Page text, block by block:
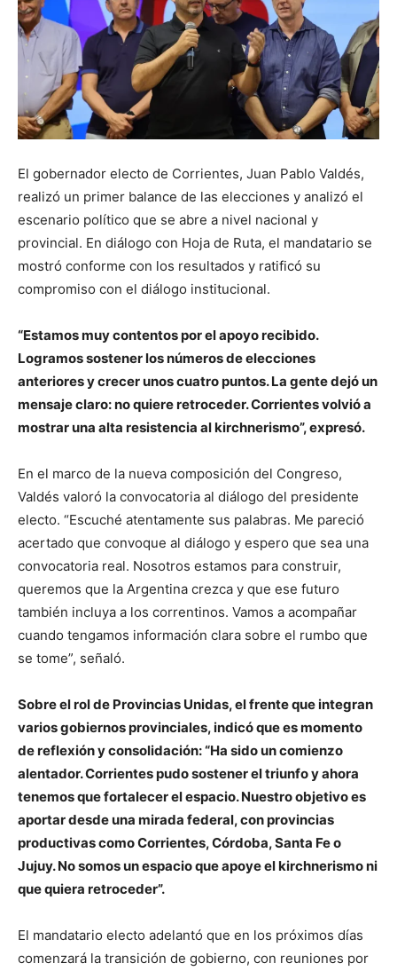
El gobernador electo de Corrientes, Juan Pablo Valdés,
realizó un primer balance de las elecciones y analizó el
escenario político que se abre a nivel nacional y
provincial. En diálogo con Hoja de Ruta, el mandatario se
mostró conforme con los resultados y ratificó su
compromiso con el diálogo institucional.
“Estamos muy contentos por el apoyo recibido.
Logramos sostener los números de elecciones
anteriores y crecer unos cuatro puntos. La gente dejó un
mensaje claro: no quiere retroceder. Corrientes volvió a
mostrar una alta resistencia al kirchnerismo”, expresó.
En el marco de la nueva composición del Congreso,
Valdés valoró la convocatoria al diálogo del presidente
electo. “Escuché atentamente sus palabras. Me pareció
acertado que convoque al diálogo y espero que sea una
convocatoria real. Nosotros estamos para construir,
queremos que la Argentina crezca y que ese futuro
también incluya a los correntinos. Vamos a acompañar
cuando tengamos información clara sobre el rumbo que
se tome”, señaló.
Sobre el rol de Provincias Unidas, el frente que integran
varios gobiernos provinciales, indicó que es momento
de reflexión y consolidación: “Ha sido un comienzo
alentador. Corrientes pudo sostener el triunfo y ahora
tenemos que fortalecer el espacio. Nuestro objetivo es
aportar desde una mirada federal, con provincias
productivas como Corrientes, Córdoba, Santa Fe o
Jujuy. No somos un espacio que apoye el kirchnerismo ni
que quiera retroceder”.
El mandatario electo adelantó que en los próximos días
comenzará la transición de gobierno, con reuniones por